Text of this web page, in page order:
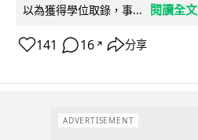
以為獲得學位取錄，事...
閱讀全文
141 16 ↗ 分享
ADVERTISEMENT